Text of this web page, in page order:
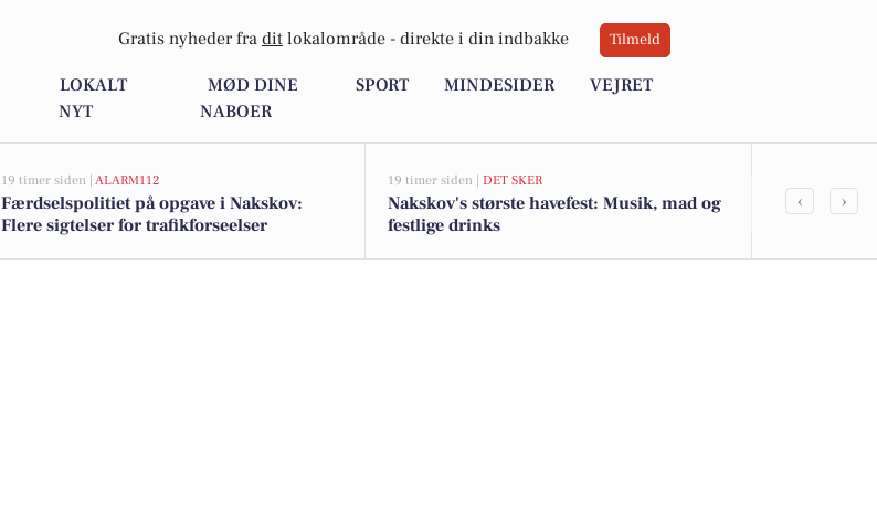
Gratis nyheder fra dit lokalområde - direkte i din indbakke Tilmeld
LOKALT
NYT
MØD DINE
NABOER
SPORT MINDESIDER VEJRET
19 timer siden | ALARM112
Færdselspolitiet på opgave i Nakskov:
Flere sigtelser for trafikforseelser
19 timer siden | DET SKER
Nakskov's største havefest: Musik, mad og
festlige drinks
Solskin og
‹ ›